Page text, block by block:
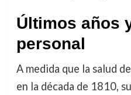
Últimos años
personal
A medida que la salud
en la década de 1810,